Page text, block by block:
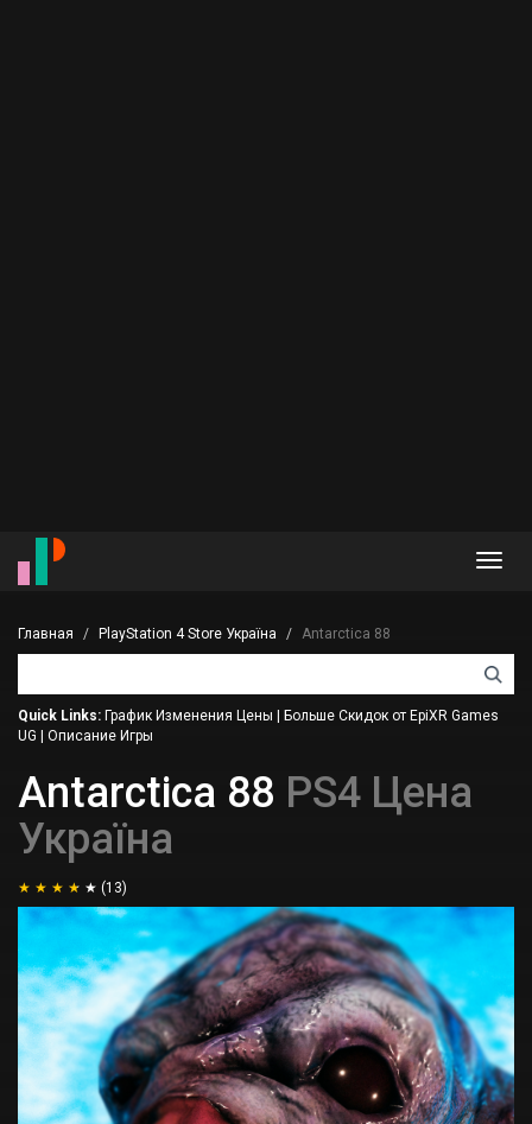
Главная PlayStation 4 Store Україна Antarctica 88
Quick Links: График Изменения Цены
Больше Скидок от EpiXR Games
UG
Описание Игры
Antarctica 88 PS4 Цена
Україна
(13)